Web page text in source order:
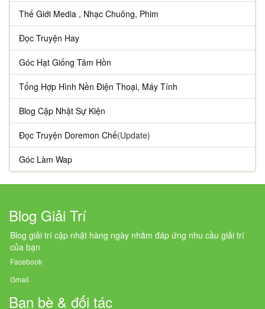
Thế Giới Media , Nhạc Chuông, Phim
Đọc Truyện Hay
Góc Hạt Giống Tâm Hồn
Tổng Hợp Hình Nền Điện Thoại, Máy Tính
Blog Cập Nhật Sự Kiện
Đọc Truyện Doremon Chế(Update)
Góc Làm Wap
Blog Giải Trí
Blog giải trí cập nhật hàng ngày nhằm đáp ứng nhu cầu giải trí
của bạn
Facebook
Gmail
Bạn bè & đối tác